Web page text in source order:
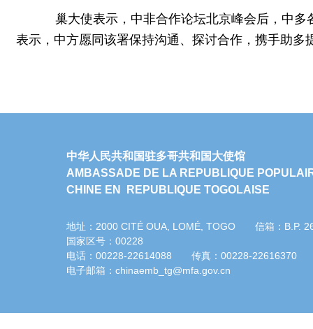
巢大使表示，中非合作论坛北京峰会后，中多
表示，中方愿同该署保持沟通、探讨合作，携手助
中华人民共和国驻多哥共和国大使馆
AMBASSADE DE LA REPUBLIQUE
CHINE EN REPUBLIQUE TOGOLAISE
地址：2000 CITÉ OUA, LOMÉ, TOGO 信箱：
国家区号：00228
电话：00228-22614088 传真：00228-22616370
电子邮箱：chinaemb_tg@mfa.gov.cn